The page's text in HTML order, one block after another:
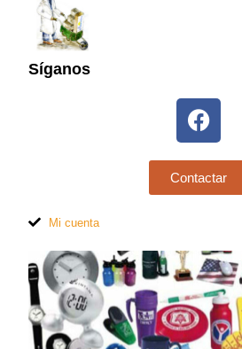
Síganos
Contactar
Mi cuenta